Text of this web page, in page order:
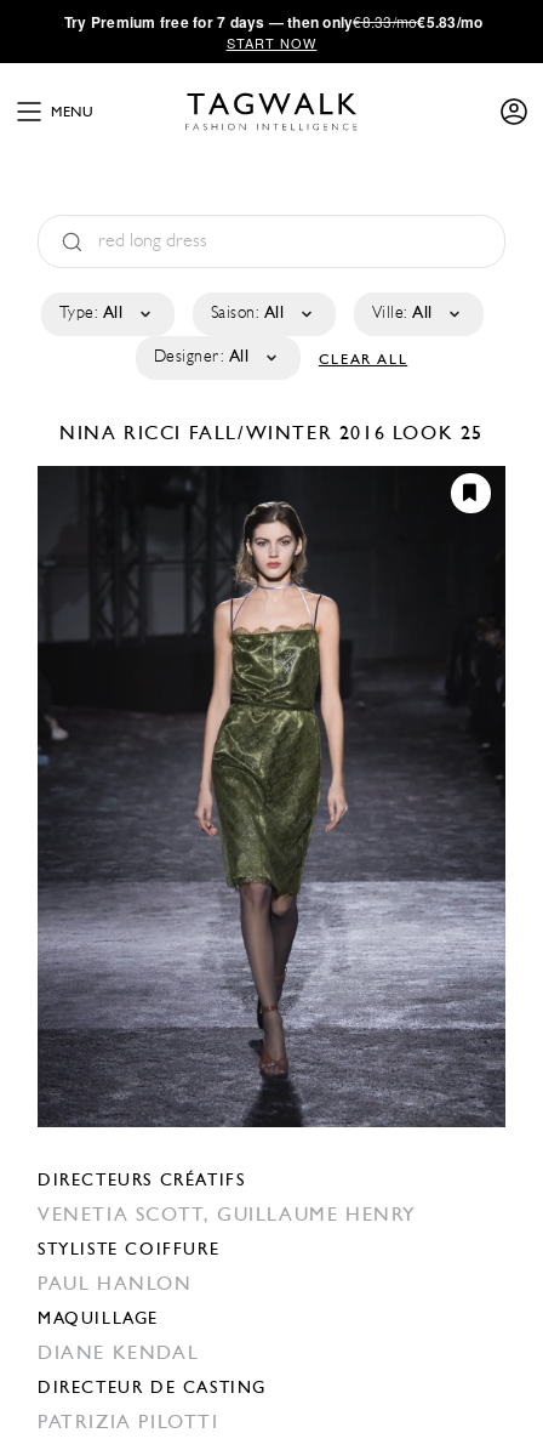
·Try Premium free for 7 days — then only€8.33/mo€5.83/mo
START NOW
MENU
Type: All Saison: All Ville: All
Designer: All CLEAR ALL
NINA RICCI FALL/WINTER 2016 LOOK 25
DIRECTEURS CRÉATIFS
VENETIA SCOTT, GUILLAUME HENRY
STYLISTE COIFFURE
PAUL HANLON
MAQUILLAGE
DIANE KENDAL
DIRECTEUR DE CASTING
PATRIZIA PILOTTI